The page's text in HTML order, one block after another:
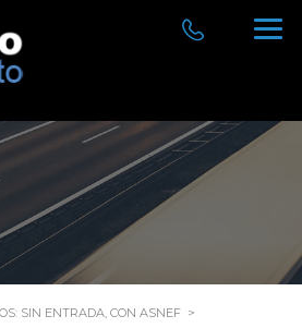
SIN ENTRADA, CON ASNEF >